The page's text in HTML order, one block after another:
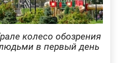
колесо обозрения
в первый день